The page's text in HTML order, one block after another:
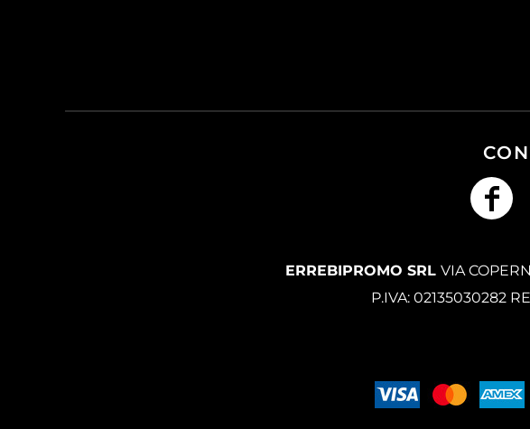
ERREBIPROMO SRL VIA
P.IVA: 02135030282